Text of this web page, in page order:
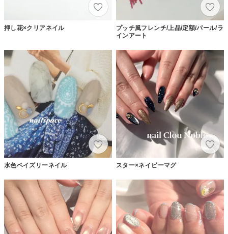
押し花×クリアネイル
プッチ風フレンチ/上品/定額/パール/ラ
インアート
水色ペイズリーネイル スター×ネイビーマグ